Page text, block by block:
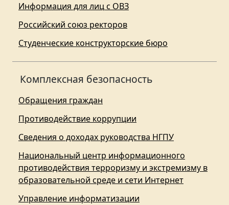
Информация для лиц с ОВЗ
Российский союз ректоров
Студенческие конструкторские бюро
Комплексная безопасность
Обращения граждан
Противодействие коррупции
Сведения о доходах руководства НГПУ
Национальный центр информационного
противодействия терроризму и экстремизму в
образовательной среде и сети Интернет
Управление информатизации